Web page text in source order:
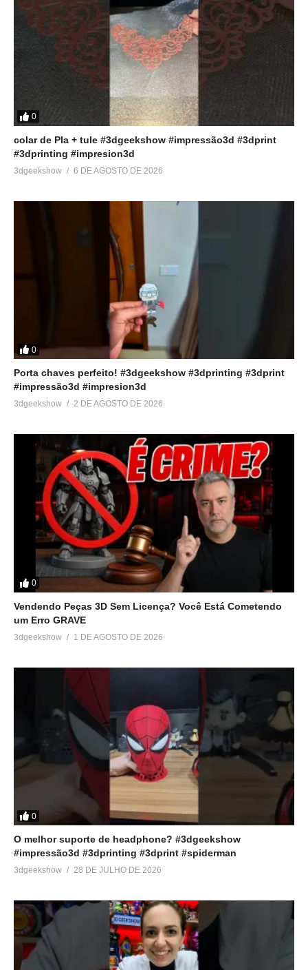
(Visited 285 times, 1 visits today)
Relacionado
[Aula 2] Tutorial Fatiador
Lychee – Configurações
Em "Fatiadores"
[Aula 3] Tutorial Fatiador
Lychee – Preenchimento
Em "Fatiadores"
[Aula 1] Tutorial Fatiador
0
colar de Pla + tule #3dgeekshow #impressão3d #3dprint
#3dprinting #impresion3d
3dgeekshow 6 DE AGOSTO DE 2026
0
Porta chaves perfeito! #3dgeekshow #3dprinting #3dprint
#impressão3d #impresion3d
3dgeekshow 2 DE AGOSTO DE 2026
0
Vendendo Peças 3D Sem Licença? Você Está Cometendo
um Erro GRAVE
3dgeekshow 1 DE AGOSTO DE 2026
0
O melhor suporte de headphone? #3dgeekshow
#impressão3d #3dprinting #3dprint #spiderman
3dgeekshow 28 DE JULHO DE 2026